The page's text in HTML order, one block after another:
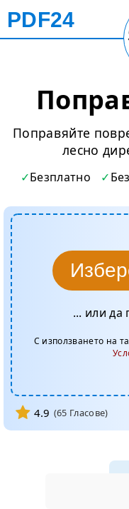
PDF24
Поправяйте
лесно
Безплатно
... или да
С използването на
4.9 (65 Гласове)